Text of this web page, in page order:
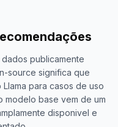
publicamente
source significa que
para casos de uso
modelo base vem de um
disponivel e